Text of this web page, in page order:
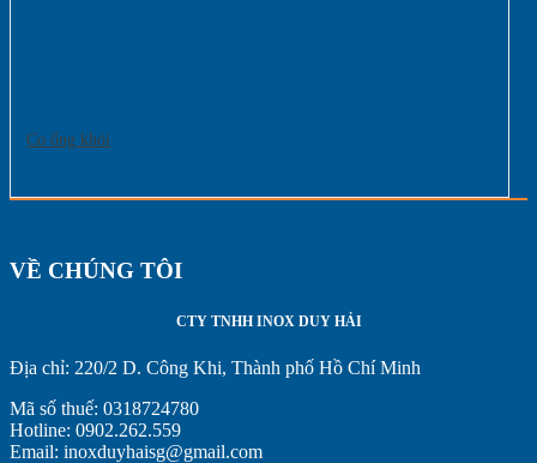
Co ống khói
VỀ CHÚNG TÔI
CTY TNHH INOX DUY HẢI
Địa chỉ: 220/2 D. Công Khi, Thành phố Hồ Chí Minh
Mã số thuế: 0318724780
Hotline: 0902.262.559
Email: inoxduyhaisg@gmail.com